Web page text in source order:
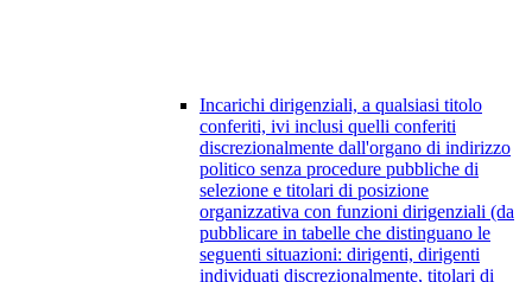
Incarichi dirigenziali, a qualsiasi titolo
conferiti, ivi inclusi quelli conferiti
discrezionalmente dall'organo di indirizzo
politico senza procedure pubbliche di
selezione e titolari di posizione
organizzativa con funzioni dirigenziali (da
pubblicare in tabelle che distinguano le
seguenti situazioni: dirigenti, dirigenti
individuati discrezionalmente, titolari di